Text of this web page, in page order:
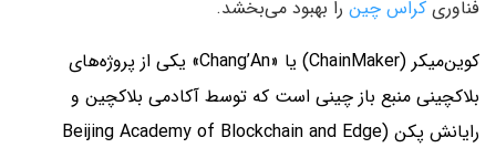
فناوری کراس چین را بهبود می‌بخشد.
کوین‌میکر (ChainMaker) یا «Chang’An» یکی از پروژه‌های
بلاکچینی منبع باز چینی است که توسط آکادمی بلاکچین و
رایانش پکن (Beijing Academy of Blockchain and Edge